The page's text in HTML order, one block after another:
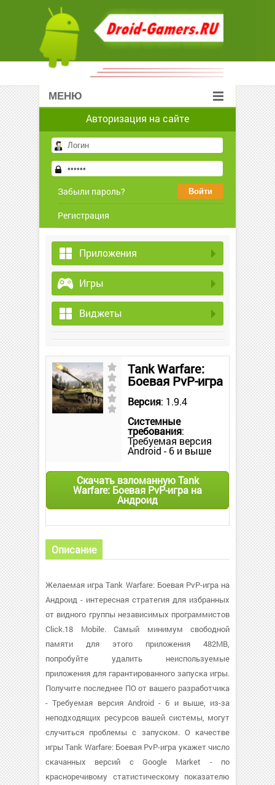
МЕНЮ
Авторизация на сайте
Забыли пароль?
Регистрация
Приложения
Игры
Виджеты
Tank Warfare:
Боевая PvP-игра
Версия: 1.9.4
Системные
требования:
Требуемая версия
Android - 6 и выше
Скачать взломанную Tank
Warfare: Боевая PvP-игра на
Андроид
Описание
Желаемая игра Tank Warfare: Боевая PvP-игра на
Андроид - интересная стратегия для избранных
от видного группы независимых программистов
Click.18 Mobile. Самый минимум свободной
памяти для этого приложения 482MB,
попробуйте удалить неиспользуемые
приложения для гарантированного запуска игры.
Получите последнее ПО от вашего разработчика
- Требуемая версия Android - 6 и выше, из-за
неподходящих ресурсов вашей системы, могут
случиться проблемы с запуском. О качестве
игры Tank Warfare: Боевая PvP-игра укажет число
скачанных версий с Google Market - по
красноречивому статистическому показателю